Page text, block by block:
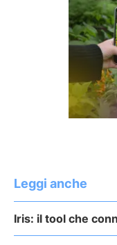
Leggi anche
Iris: il tool che